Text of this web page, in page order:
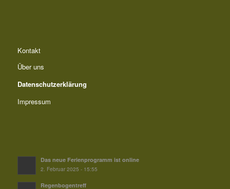
Kontakt
Über uns
Datenschutzerklärung
Impressum
Das neue Ferienprogramm ist online
2. Februar 2025 - 15:55
Regenbogentreff